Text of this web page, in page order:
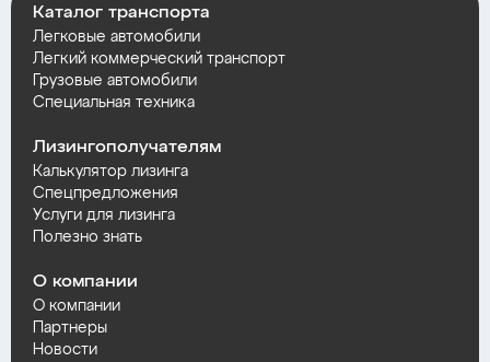
Каталог транспорта
Легковые автомобили
Легкий коммерческий транспорт
Грузовые автомобили
Специальная техника
Лизингополучателям
Калькулятор лизинга
Спецпредложения
Услуги для лизинга
Полезно знать
О компании
О компании
Партнеры
Новости